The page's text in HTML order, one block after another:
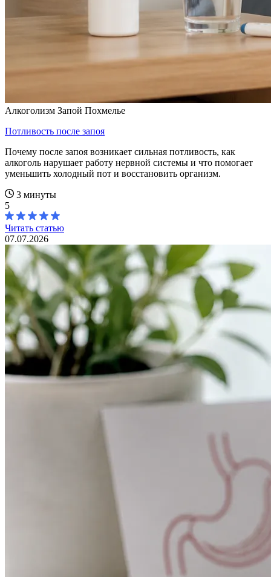
Алкоголизм Запой Похмелье
Потливость после запоя
Почему после запоя возникает сильная потливость, как
алкоголь нарушает работу нервной системы и что помогает
уменьшить холодный пот и восстановить организм.
3 минуты
5
Читать статью
07.07.2026